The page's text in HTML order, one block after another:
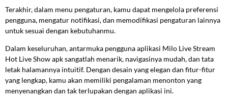
Terakhir, dalam menu pengaturan, kamu dapat mengelola preferensi
pengguna, mengatur notifikasi, dan memodifikasi pengaturan lainnya
untuk sesuai dengan kebutuhanmu.
Dalam keseluruhan, antarmuka pengguna aplikasi Milo Live Stream
Hot Live Show apk sangatlah menarik, navigasinya mudah, dan tata
letak halamannya intuitif. Dengan desain yang elegan dan fitur-fitur
yang lengkap, kamu akan memiliki pengalaman menonton yang
menyenangkan dan tak terlupakan dengan aplikasi ini.